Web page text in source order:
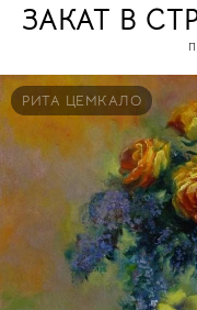
ЗАКАТ В
РИТА ЦЕМКАЛО